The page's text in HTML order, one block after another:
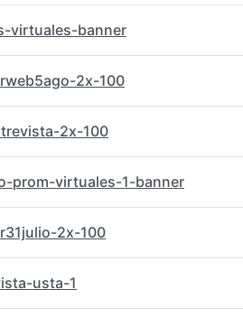
virtuales-banner
2x-100
2x-100
prom-virtuales-1-banner
2x-100
usta-1